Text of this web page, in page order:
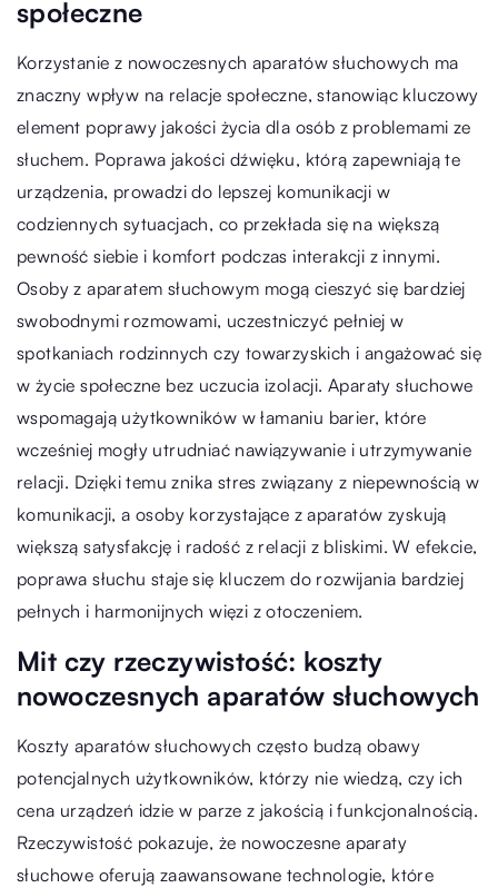
społeczne
Korzystanie z nowoczesnych aparatów słuchowych ma
znaczny wpływ na relacje społeczne, stanowiąc kluczowy
element poprawy jakości życia dla osób z problemami ze
słuchem. Poprawa jakości dźwięku, którą zapewniają te
urządzenia, prowadzi do lepszej komunikacji w
codziennych sytuacjach, co przekłada się na większą
pewność siebie i komfort podczas interakcji z innymi.
Osoby z aparatem słuchowym mogą cieszyć się bardziej
swobodnymi rozmowami, uczestniczyć pełniej w
spotkaniach rodzinnych czy towarzyskich i angażować się
w życie społeczne bez uczucia izolacji. Aparaty słuchowe
wspomagają użytkowników w łamaniu barier, które
wcześniej mogły utrudniać nawiązywanie i utrzymywanie
relacji. Dzięki temu znika stres związany z niepewnością w
komunikacji, a osoby korzystające z aparatów zyskują
większą satysfakcję i radość z relacji z bliskimi. W efekcie,
poprawa słuchu staje się kluczem do rozwijania bardziej
pełnych i harmonijnych więzi z otoczeniem.
Mit czy rzeczywistość: koszty
nowoczesnych aparatów słuchowych
Koszty aparatów słuchowych często budzą obawy
potencjalnych użytkowników, którzy nie wiedzą, czy ich
cena urządzeń idzie w parze z jakością i funkcjonalnością.
Rzeczywistość pokazuje, że nowoczesne aparaty
słuchowe oferują zaawansowane technologie, które